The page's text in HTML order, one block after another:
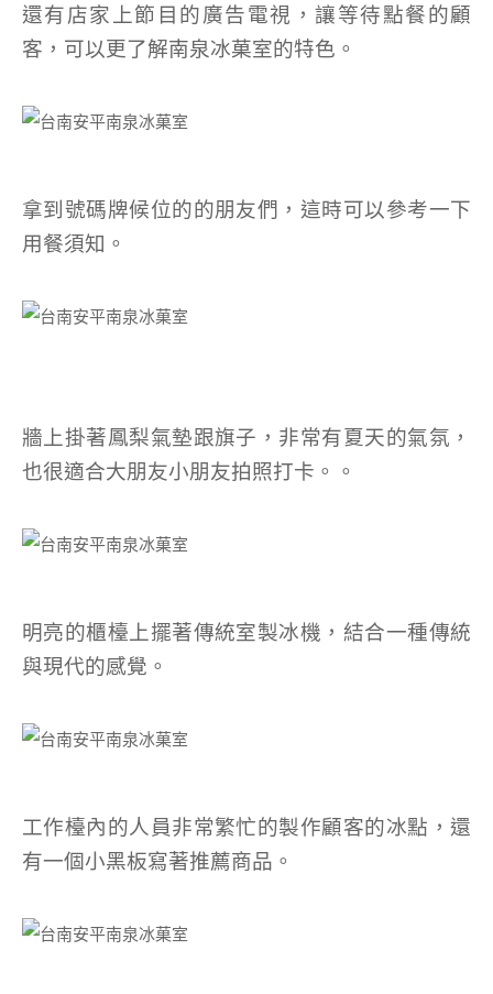
還有店家上節目的廣告電視，讓等待點餐的顧
客，可以更了解南泉冰菓室的特色。
拿到號碼牌候位的的朋友們，這時可以參考一下
用餐須知。
牆上掛著鳳梨氣墊跟旗子，非常有夏天的氣氛，
也很適合大朋友小朋友拍照打卡。。
明亮的櫃檯上擺著傳統室製冰機，結合一種傳統
與現代的感覺。
工作檯內的人員非常繁忙的製作顧客的冰點，還
有一個小黑板寫著推薦商品。